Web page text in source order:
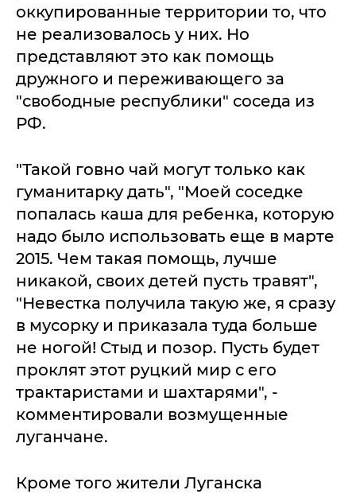
оккупированные территории то, что
не реализовалось у них. Но
представляют это как помощь
дружного и переживающего за
"свободные республики" соседа из
РФ.
"Такой говно чай могут только как
гуманитарку дать", "Моей соседке
попалась каша для ребенка, которую
надо было использовать еще в марте
2015. Чем такая помощь, лучше
никакой, своих детей пусть травят",
"Невестка получила такую же, я сразу
в мусорку и приказала туда больше
не ногой! Стыд и позор. Пусть будет
проклят этот руцкий мир с его
трактаристами и шахтарями", -
комментировали возмущенные
луганчане.
Кроме того жители Луганска